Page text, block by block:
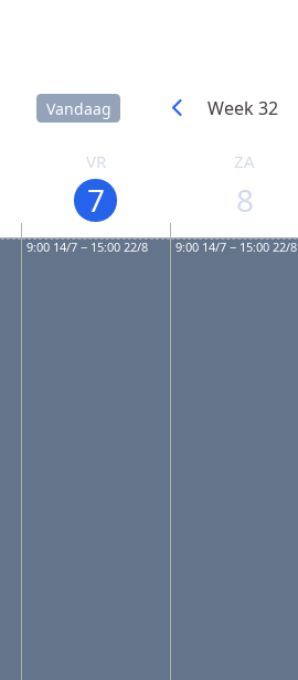
Week 32
Vandaag
VR
7
ZA
8
9:00 14/7 − 15:00 22/8 9:00 14/7 − 15:00 22/8